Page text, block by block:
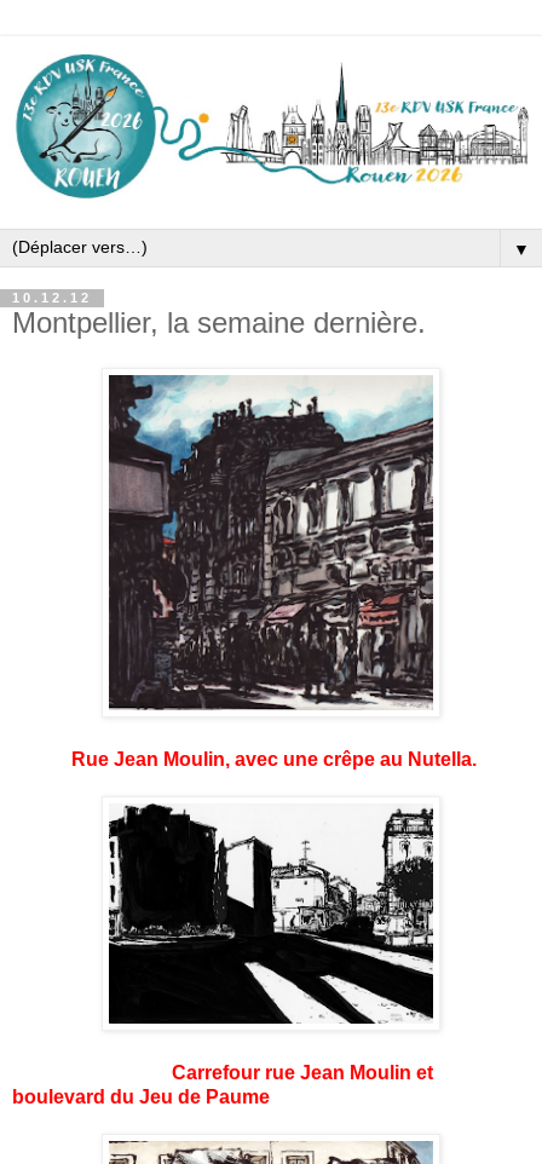
▼
10.12.12
Montpellier, la semaine dernière.
Rue Jean Moulin, avec une crêpe au Nutella.
Carrefour rue Jean Moulin et
boulevard du Jeu de Paume